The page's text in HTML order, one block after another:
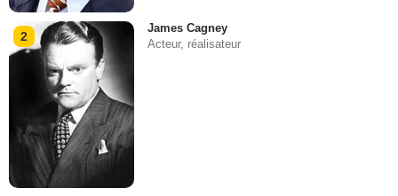
2
James Cagney
Acteur, réalisateur